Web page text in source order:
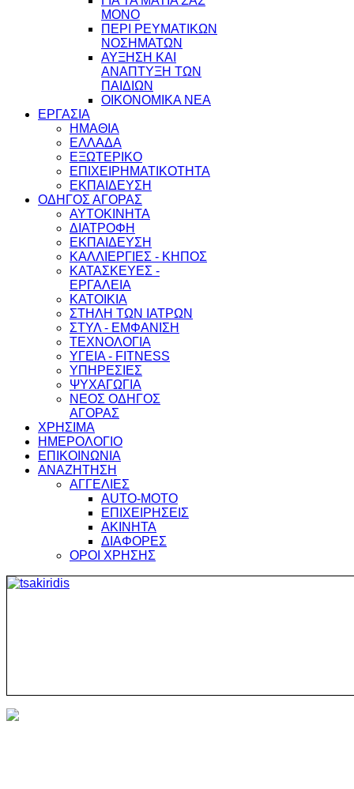
ΜΟΝΟ
ΠΕΡΙ ΡΕΥΜΑΤΙΚΩΝ
ΝΟΣΗΜΑΤΩΝ
ΑΥΞΗΣΗ ΚΑΙ
ΑΝΑΠΤΥΞΗ ΤΩΝ
ΠΑΙΔΙΩΝ
ΟΙΚΟΝΟΜΙΚΑ ΝΕΑ
ΕΡΓΑΣΙΑ
ΗΜΑΘΙΑ
ΕΛΛΑΔΑ
ΕΞΩΤΕΡΙΚΟ
ΕΠΙΧΕΙΡΗΜΑΤΙΚΟΤΗΤΑ
ΕΚΠΑΙΔΕΥΣΗ
ΟΔΗΓΟΣ ΑΓΟΡΑΣ
ΑΥΤΟΚΙΝΗΤΑ
ΔΙΑΤΡΟΦΗ
ΕΚΠΑΙΔΕΥΣΗ
ΚΑΛΛΙΕΡΓΙΕΣ - ΚΗΠΟΣ
ΚΑΤΑΣΚΕΥΕΣ -
ΕΡΓΑΛΕΙΑ
ΚΑΤΟΙΚΙΑ
ΣΤΗΛΗ ΤΩΝ ΙΑΤΡΩΝ
ΣΤΥΛ - ΕΜΦΑΝΙΣΗ
ΤΕΧΝΟΛΟΓΙΑ
ΥΓΕΙΑ - FITNESS
ΥΠΗΡΕΣΙΕΣ
ΨΥΧΑΓΩΓΙΑ
ΝΕΟΣ ΟΔΗΓΟΣ
ΑΓΟΡΑΣ
ΧΡΗΣΙΜΑ
ΗΜΕΡΟΛΟΓΙΟ
ΕΠΙΚΟΙΝΩΝΙΑ
ΑΝΑΖΗΤΗΣΗ
ΑΓΓΕΛΙΕΣ
AUTO-MOTO
ΕΠΙΧΕΙΡΗΣΕΙΣ
ΑΚΙΝΗΤΑ
ΔΙΑΦΟΡΕΣ
ΟΡΟΙ ΧΡΗΣΗΣ